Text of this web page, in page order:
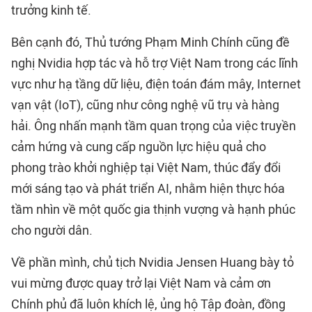
trưởng kinh tế.
Bên cạnh đó, Thủ tướng Phạm Minh Chính cũng đề
nghị Nvidia hợp tác và hỗ trợ Việt Nam trong các lĩnh
vực như hạ tầng dữ liệu, điện toán đám mây, Internet
vạn vật (IoT), cũng như công nghệ vũ trụ và hàng
hải. Ông nhấn mạnh tầm quan trọng của việc truyền
cảm hứng và cung cấp nguồn lực hiệu quả cho
phong trào khởi nghiệp tại Việt Nam, thúc đẩy đổi
mới sáng tạo và phát triển AI, nhằm hiện thực hóa
tầm nhìn về một quốc gia thịnh vượng và hạnh phúc
cho người dân.
Về phần mình, chủ tịch Nvidia Jensen Huang bày tỏ
vui mừng được quay trở lại Việt Nam và cảm ơn
Chính phủ đã luôn khích lệ, ủng hộ Tập đoàn, đồng